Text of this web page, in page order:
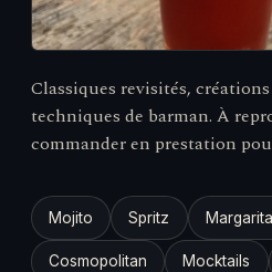
Classiques revisités,
techniques de barman. À
commander en prestation
Mojito Spritz
Cosmopolitan Mocktails